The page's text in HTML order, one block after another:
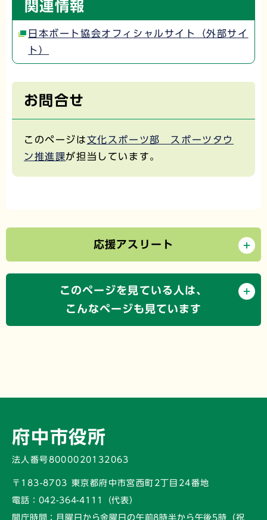
関連情報
日本ボート協会オフィシャルサイト（外部サイ
ト）
お問合せ
このページは文化スポーツ部 スポーツタウ
ン推進課が担当しています。
応援アスリート
このページを見ている人は、
こんなページも見ています
府中市役所
法人番号8000020132063
〒183-8703 東京都府中市宮西町2丁目24番地
電話： 042-364-4111（代表）
開庁時間： 月曜日から金曜日の午前8時半から午後5時 （祝